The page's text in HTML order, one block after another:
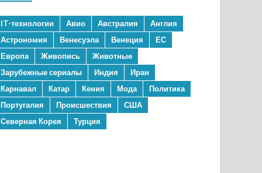
IT-технологии Авио Австралия
Англия
Астрономия
Венесуэла Венеция
ЕС
Европа
Живопись
Животные
Зарубежные сериалы
Индия
Иран
Карнавал
Катар Кения Мода
Политика
Португалия
Происшествия
США
Северная Корея
Турция